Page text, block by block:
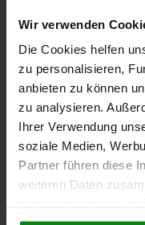
Wir verwenden
Die Cookies helfen
zu personalisieren,
anbieten zu können
zu analysieren.
Ihrer Verwendung
soziale Medien,
Partner führen diese
weiteren Daten
03099 B